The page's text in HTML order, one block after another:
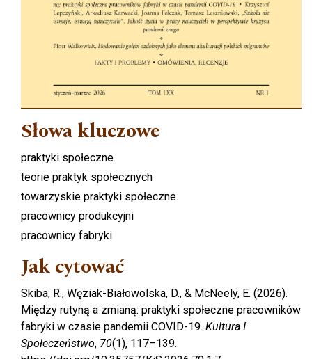
Słowa kluczowe
praktyki społeczne
teorie praktyk społecznych
towarzyskie praktyki społeczne
pracownicy produkcyjni
pracownicy fabryki
Jak cytować
Skiba, R., Węziak-Białowolska, D., & McNeely, E. (2026).
Między rutyną a zmianą: praktyki społeczne pracowników
fabryki w czasie pandemii COVID-19. Kultura I
Społeczeństwo, 70(1), 117–139.